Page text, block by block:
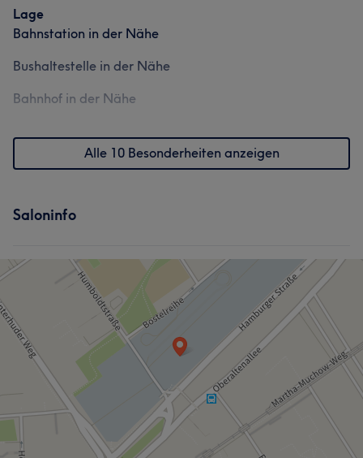
Lage
Bahnstation in der Nähe
Bushaltestelle in der Nähe
Bahnhof in der Nähe
Alle 10 Besonderheiten anzeigen
Saloninfo